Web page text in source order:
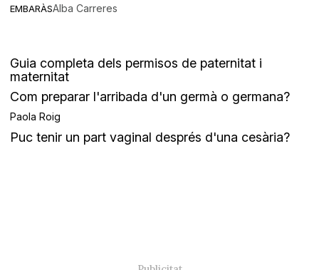
EMBARÀSAlba Carreres
Guia completa dels permisos de paternitat i
maternitat
Com preparar l'arribada d'un germà o germana?
Paola Roig
Puc tenir un part vaginal després d'una cesària?